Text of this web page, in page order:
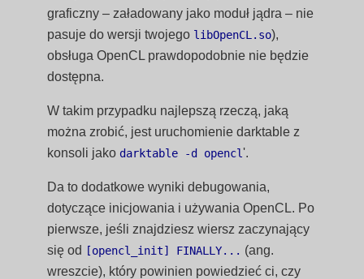
graficzny – załadowany jako moduł jądra – nie
pasuje do wersji twojego libOpenCL.so),
obsługa OpenCL prawdopodobnie nie będzie
dostępna.
W takim przypadku najlepszą rzeczą, jaką
można zrobić, jest uruchomienie darktable z
konsoli jako darktable -d opencl '.
Da to dodatkowe wyniki debugowania,
dotyczące inicjowania i używania OpenCL. Po
pierwsze, jeśli znajdziesz wiersz zaczynający
się od
[opencl_init] FINALLY... (ang.
wreszcie), który powinien powiedzieć ci, czy